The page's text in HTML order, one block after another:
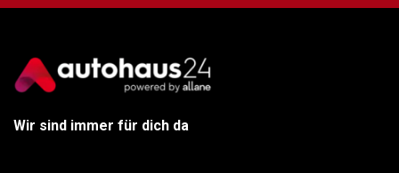
Wir sind immer für dich da